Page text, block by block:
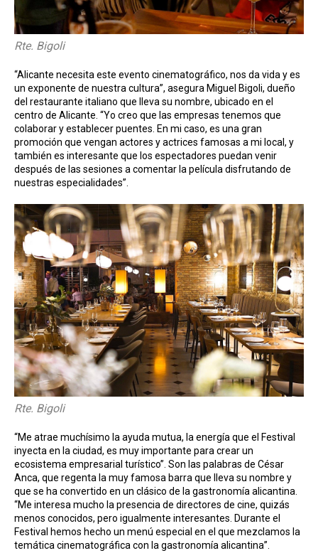
Rte. Bigoli
“Alicante necesita este evento cinematográfico, nos da vida y es
un exponente de nuestra cultura”, asegura Miguel Bigoli, dueño
del restaurante italiano que lleva su nombre, ubicado en el
centro de Alicante. “Yo creo que las empresas tenemos que
colaborar y establecer puentes. En mi caso, es una gran
promoción que vengan actores y actrices famosas a mi local, y
también es interesante que los espectadores puedan venir
después de las sesiones a comentar la película disfrutando de
nuestras especialidades”.
Rte. Bigoli
“Me atrae muchísimo la ayuda mutua, la energía que el Festival
inyecta en la ciudad, es muy importante para crear un
ecosistema empresarial turístico”. Son las palabras de César
Anca, que regenta la muy famosa barra que lleva su nombre y
que se ha convertido en un clásico de la gastronomía alicantina.
“Me interesa mucho la presencia de directores de cine, quizás
menos conocidos, pero igualmente interesantes. Durante el
Festival hemos hecho un menú especial en el que mezclamos la
temática cinematográfica con la gastronomía alicantina”.